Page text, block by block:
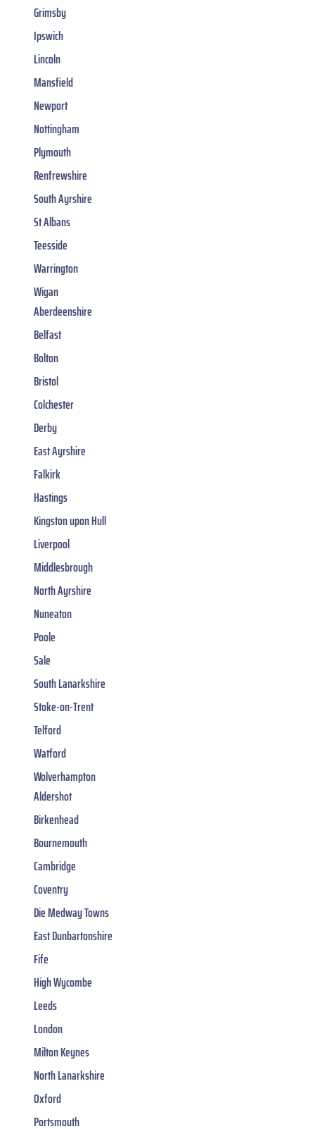
Grimsby
Ipswich
Lincoln
Mansfield
Newport
Nottingham
Plymouth
Renfrewshire
South Ayrshire
St Albans
Teesside
Warrington
Wigan
Aberdeenshire
Belfast
Bolton
Bristol
Colchester
Derby
East Ayrshire
Falkirk
Hastings
Kingston upon Hull
Liverpool
Middlesbrough
North Ayrshire
Nuneaton
Poole
Sale
South Lanarkshire
Stoke-on-Trent
Telford
Watford
Wolverhampton
Aldershot
Birkenhead
Bournemouth
Cambridge
Coventry
Die Medway Towns
East Dunbartonshire
Fife
High Wycombe
Leeds
London
Milton Keynes
North Lanarkshire
Oxford
Portsmouth